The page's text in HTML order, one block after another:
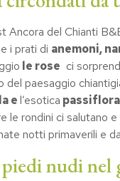
Ancora del Chianti
i prati di anemoni,
le rose ci
del paesaggio
el’esotica passiflora
rondini ci salutano e
notti primaverili e
piedi nudi